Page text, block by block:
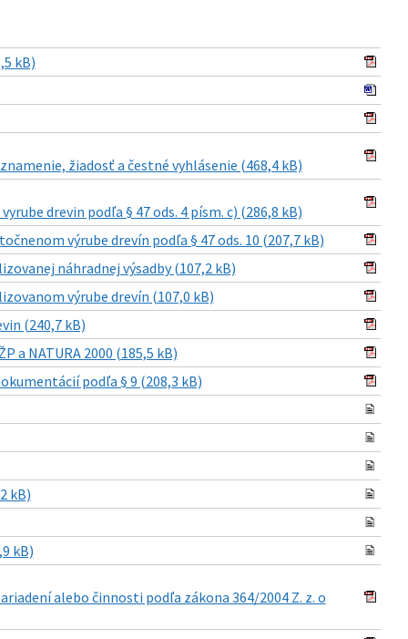
kB)
žiadosť a čestné vyhlásenie (468,4 kB)
drevin podľa § 47 ods. 4 písm. c) (286,8 kB)
výrube drevín podľa § 47 ods. 10 (207,7 kB)
náhradnej výsadby (107,2 kB)
výrube drevín (107,0 kB)
(240,7 kB)
a NATURA 2000 (185,5 kB)
podľa § 9 (208,3 kB)
kB)
kB)
alebo činnosti podľa zákona 364/2004 Z. z. o